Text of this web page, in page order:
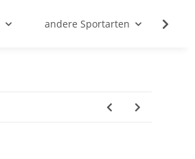
andere Sportarten